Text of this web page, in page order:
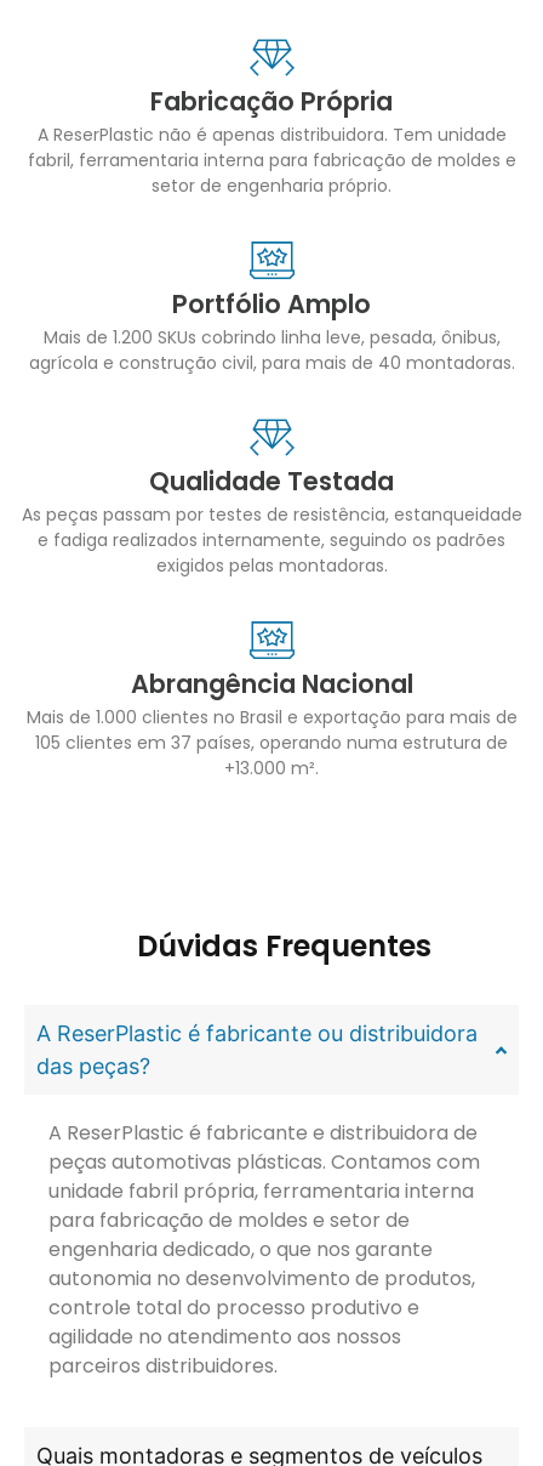
Fabricação Própria
A ReserPlastic não é apenas distribuidora. Tem unidade
fabril, ferramentaria interna para fabricação de moldes e
setor de engenharia próprio.
Portfólio Amplo
Mais de 1.200 SKUs cobrindo linha leve, pesada, ônibus,
agrícola e construção civil, para mais de 40 montadoras.
Qualidade Testada
As peças passam por testes de resistência, estanqueidade
e fadiga realizados internamente, seguindo os padrões
exigidos pelas montadoras.
Abrangência Nacional
Mais de 1.000 clientes no Brasil e exportação para mais de
105 clientes em 37 países, operando numa estrutura de
+13.000 m².
Dúvidas Frequentes
A ReserPlastic é fabricante ou distribuidora
das peças?
A ReserPlastic é fabricante e distribuidora de
peças automotivas plásticas. Contamos com
unidade fabril própria, ferramentaria interna
para fabricação de moldes e setor de
engenharia dedicado, o que nos garante
autonomia no desenvolvimento de produtos,
controle total do processo produtivo e
agilidade no atendimento aos nossos
parceiros distribuidores.
Quais montadoras e segmentos de veículos